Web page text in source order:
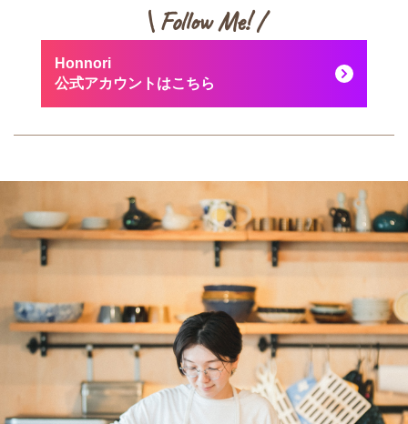
\ Follow Me! /
Honnori
公式アカウントはこちら